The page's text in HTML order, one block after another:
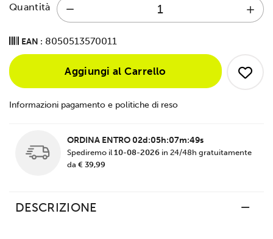
Quantità
EAN : 8050513570011
Aggiungi al Carrello
Informazioni pagamento e politiche di reso
ORDINA ENTRO02d:05h:07m:49s
Spediremo il 10-08-2026 in 24/48h gratuitamente
da € 39,99
DESCRIZIONE